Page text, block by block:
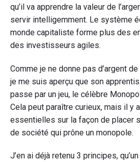
qu’il va apprendre la valeur de
servir intelligemment. Le système
monde capitaliste forme plus des
des investisseurs agiles.
Comme je ne donne pas d’argent
je me suis aperçu que son
passe par un jeu, le célèbre
Cela peut paraître curieux, mais il y
essentielles sur la façon de placer
de société qui prône un monopole.
J’en ai déjà retenu 3 principes,